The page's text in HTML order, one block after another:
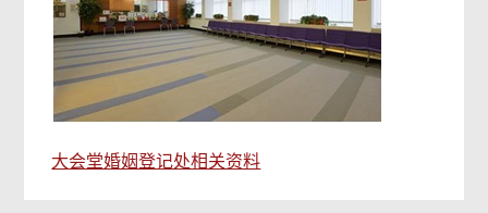
大会堂婚姻登记处相关资料